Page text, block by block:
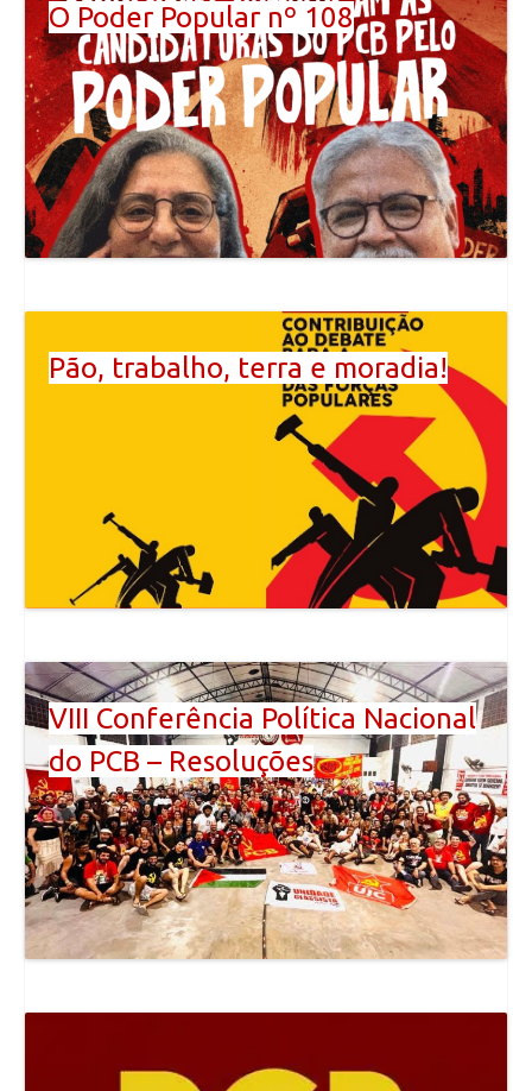
O Poder Popular nº 108
Pão, trabalho, terra e moradia!
VIII Conferência Política Nacional
do PCB – Resoluções